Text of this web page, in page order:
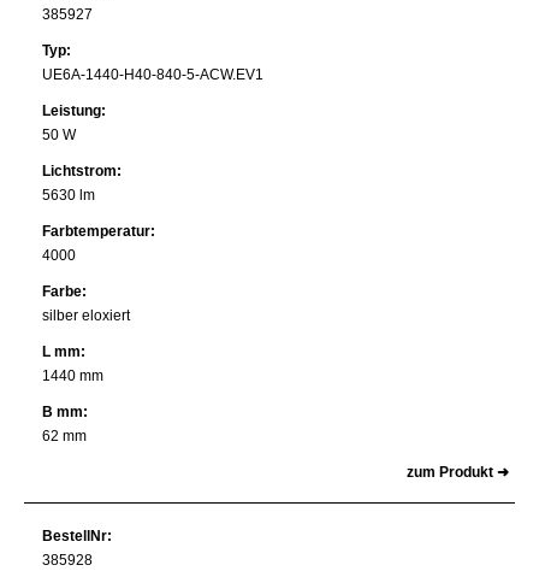
385927
Typ:
UE6A-1440-H40-840-5-ACW.EV1
Leistung:
50 W
Lichtstrom:
5630 lm
Farbtemperatur:
4000
Farbe:
silber eloxiert
L mm:
1440 mm
B mm:
62 mm
zum Produkt ➜
BestellNr:
385928